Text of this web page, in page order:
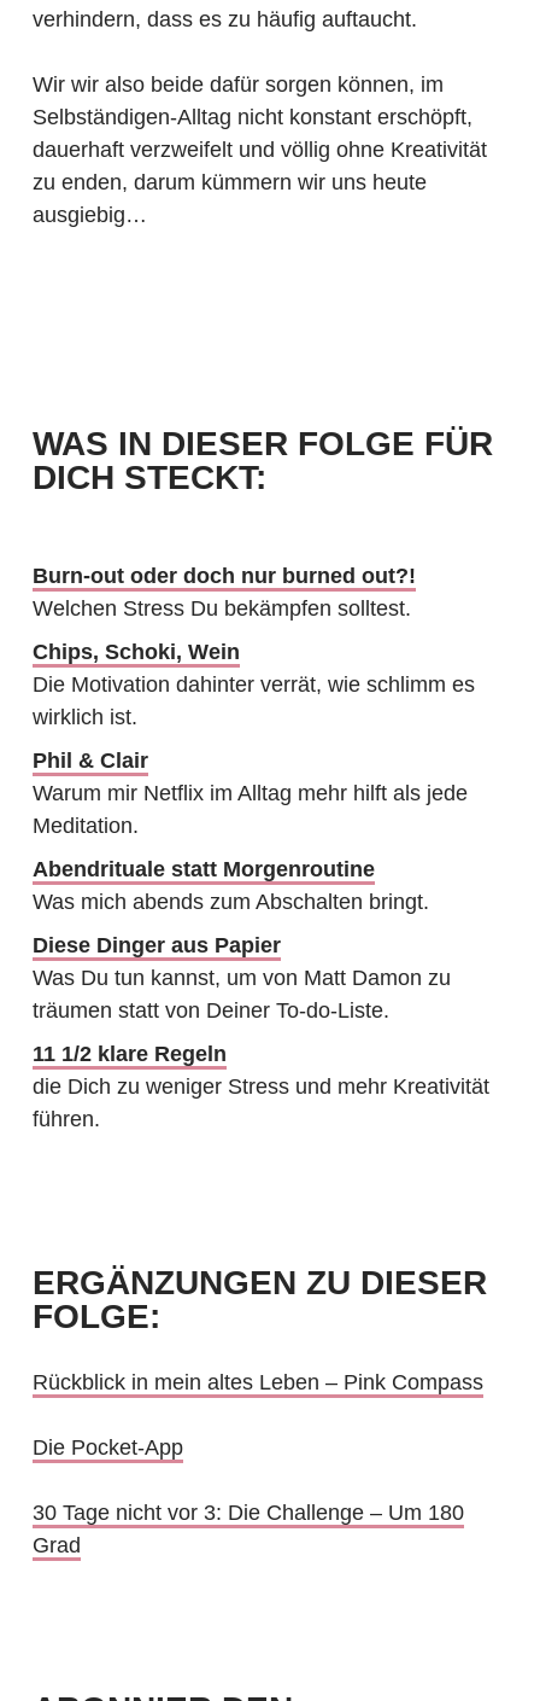
verhindern, dass es zu häufig auftaucht.
Wir wir also beide dafür sorgen können, im
Selbständigen-Alltag nicht konstant erschöpft,
dauerhaft verzweifelt und völlig ohne Kreativität
zu enden, darum kümmern wir uns heute
ausgiebig…
WAS IN DIESER FOLGE FÜR
DICH STECKT:
Burn-out oder doch nur burned out?!
Welchen Stress Du bekämpfen solltest.
Chips, Schoki, Wein
Die Motivation dahinter verrät, wie schlimm es
wirklich ist.
Phil & Clair
Warum mir Netflix im Alltag mehr hilft als jede
Meditation.
Abendrituale statt Morgenroutine
Was mich abends zum Abschalten bringt.
Diese Dinger aus Papier
Was Du tun kannst, um von Matt Damon zu
träumen statt von Deiner To-do-Liste.
11 1/2 klare Regeln
die Dich zu weniger Stress und mehr Kreativität
führen.
ERGÄNZUNGEN ZU DIESER
FOLGE:
Rückblick in mein altes Leben – Pink Compass
Die Pocket-App
30 Tage nicht vor 3: Die Challenge – Um 180
Grad